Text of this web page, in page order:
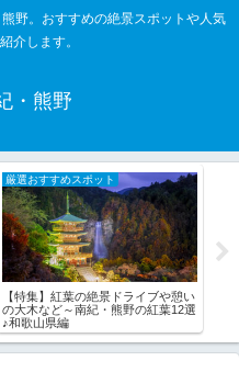
野。おすすめの絶景スポットや人気
介します。
・熊野
厳選おすすめスポット
【特集】紅葉の絶景ドライブや憩い
の大木など～南紀・熊野の紅葉12選
♪和歌山県編